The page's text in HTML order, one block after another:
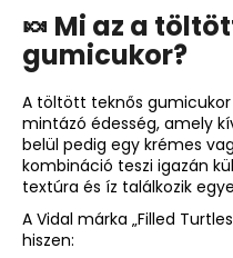
🍬 Mi az a
gumicukor?
A töltött teknős
mintázó édesség, amely
belül pedig egy krémes
kombináció teszi igazán
textúra és íz találkozik
A Vidal márka „Filled
hiszen:
A
j
á
n
l